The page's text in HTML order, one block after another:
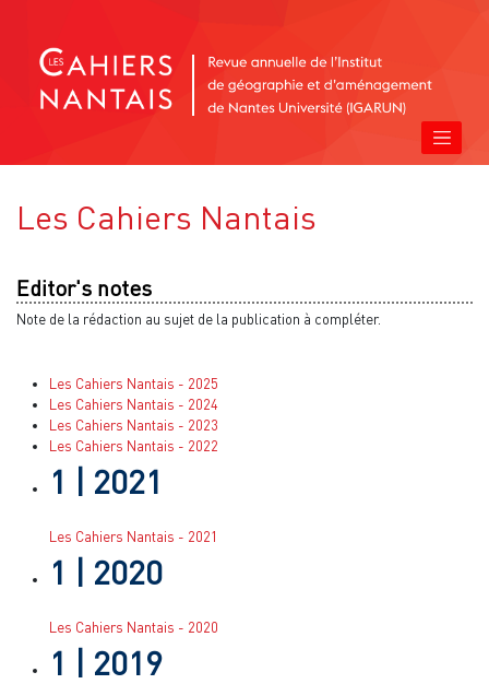
Les Cahiers Nantais
Editor's notes
Note de la rédaction au sujet de la publication à compléter.
Les Cahiers Nantais - 2025
Les Cahiers Nantais - 2024
Les Cahiers Nantais - 2023
Les Cahiers Nantais - 2022
1 | 2021
Les Cahiers Nantais - 2021
1 | 2020
Les Cahiers Nantais - 2020
1 | 2019